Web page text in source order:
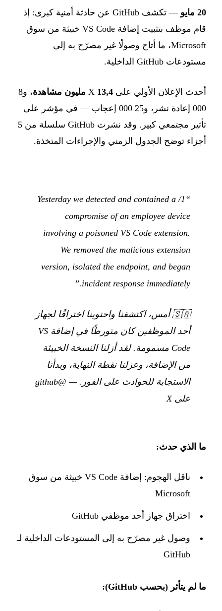
20 مايو
— تكشف GitHub عن حادثة أمنية كبرى: إذ
قام موظف بتثبيت إضافة VS Code خبيثة من سوق
Microsoft، ما أتاح وصولًا غير مصرّح به إلى
مستودعات GitHub الداخلية.
أحدث الإعلان الأولي على X 13,4 مليون مشاهدة
، و8
000 إعادة نشر، و25 000 إعجاب — في مؤشر على
تأثير مجتمعي كبير. وقد نشرت GitHub سلسلة من 5
أجزاء توضح الجدول الزمني والإجراءات المتخذة.
“1/ Yesterday we detected and contained a
compromise of an employee device
involving a poisoned VS Code extension.
We removed the malicious extension
version, isolated the endpoint, and began
incident response immediately.”
🇸🇦 أمس، اكتشفنا واحتوينا اختراقًا لجهاز
أحد الموظفين كان متورطًا في إضافة VS
Code مسمومة. لقد أزلنا النسخة الخبيثة
من الإضافة، وعزلنا نقطة النهاية، وبدأنا
الاستجابة للحوادث على الفور. —
@github
على X
ما الذي حدث:
ناقل الهجوم: إضافة VS Code خبيثة من سوق
Microsoft
اختراق جهاز أحد موظفي GitHub
وصول غير مصرّح به إلى المستودعات الداخلية لـ
GitHub
ما لم يتأثر (بحسب GitHub):